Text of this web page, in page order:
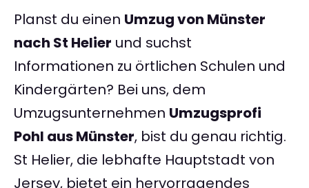
Planst du einen Umzug von Münster
nach St Helier und suchst
Informationen zu örtlichen Schulen und
Kindergärten? Bei uns, dem
Umzugsunternehmen Umzugsprofi
Pohl aus Münster, bist du genau richtig.
St Helier, die lebhafte Hauptstadt von
Jersey, bietet ein hervorragendes